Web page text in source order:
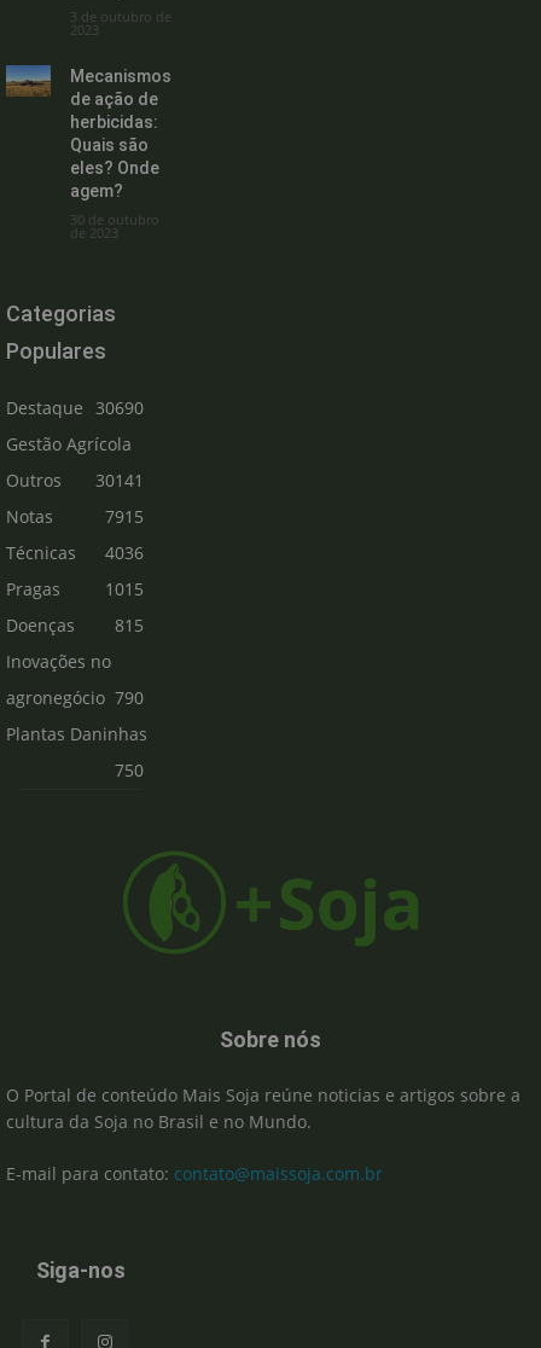
3 de outubro de
2023
Mecanismos
de ação de
herbicidas:
Quais são
eles? Onde
agem?
30 de outubro
de 2023
Categorias
Populares
Destaque
30690
Gestão Agrícola
30141
Outros
7915
Notas
Técnicas
4036
Pragas
1015
Doenças
815
Inovações no
agronegócio 790
Plantas Daninhas
750
Sobre nós
O Portal de conteúdo Mais Soja reúne noticias e artigos sobre a
cultura da Soja no Brasil e no Mundo.
E-mail para contato: contato@maissoja.com.br
Siga-nos